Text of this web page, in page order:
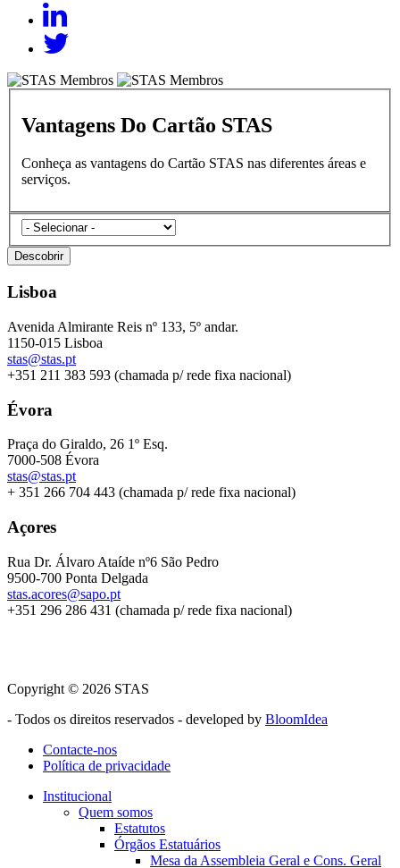
Vantagens Do Cartão STAS
Conheça as vantagens do Cartão STAS nas diferentes áreas e
serviços.
categories
Descobrir
Lisboa
Avenida Almirante Reis nº 133, 5º andar.
1150-015 Lisboa
stas@stas.pt
+351 211 383 593 (chamada p/ rede fixa nacional)
Évora
Praça do Giraldo, 26 1º Esq.
7000-508 Évora
stas@stas.pt
+ 351 266 704 443 (chamada p/ rede fixa nacional)
Açores
Rua Dr. Álvaro Ataíde nº6 São Pedro
9500-700 Ponta Delgada
stas.acores@sapo.pt
+351 296 286 431 (chamada p/ rede fixa nacional)
Copyright © 2026 STAS
- Todos os direitos reservados - developed by BloomIdea
Menu
footer
Contacte-nos
Política de privacidade
Institucional
Quem somos
Estatutos
Órgãos Estatuários
Mesa da Assembleia Geral e Cons. Geral